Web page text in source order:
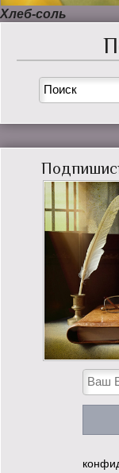
Хлеб-соль